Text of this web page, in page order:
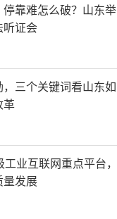
靠难怎么破？山东举
听证会
三个关键词看山东如
革
业互联网重点平台，
量发展